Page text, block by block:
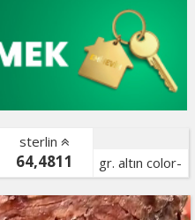
sterlin
64,4811
gr. altın color-